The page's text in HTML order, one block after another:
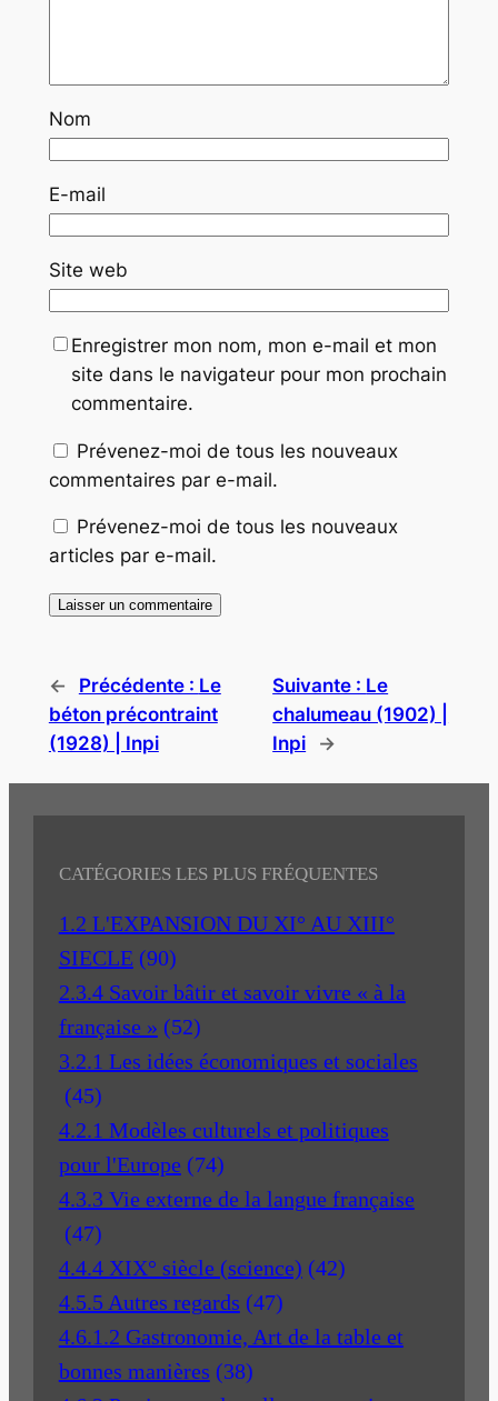
Nom
E-mail
Site web
Enregistrer mon nom, mon e-mail et mon
site dans le navigateur pour mon prochain
commentaire.
Prévenez-moi de tous les nouveaux
commentaires par e-mail.
Prévenez-moi de tous les nouveaux
articles par e-mail.
← Précédente : Le
béton précontraint
(1928) | Inpi
Suivante : Le
chalumeau (1902) |
Inpi
→
CATÉGORIES LES PLUS FRÉQUENTES
1.2 L'EXPANSION DU XI° AU XIII°
SIECLE (90)
2.3.4 Savoir bâtir et savoir vivre « à la
française » (52)
3.2.1 Les idées économiques et sociales
(45)
4.2.1 Modèles culturels et politiques
pour l'Europe (74)
4.3.3 Vie externe de la langue française
(47)
4.4.4 XIX° siècle (science) (42)
4.5.5 Autres regards (47)
4.6.1.2 Gastronomie, Art de la table et
bonnes manières (38)